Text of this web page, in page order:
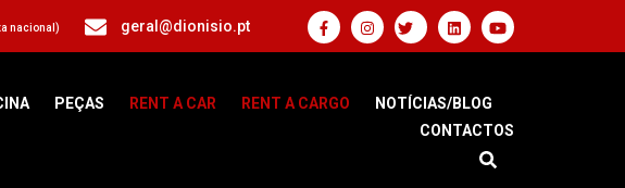
nacional) geral@dionisio.pt
PEÇAS RENT A CAR RENT A CARGO
NOTÍCIAS/BLOG
CONTACTOS